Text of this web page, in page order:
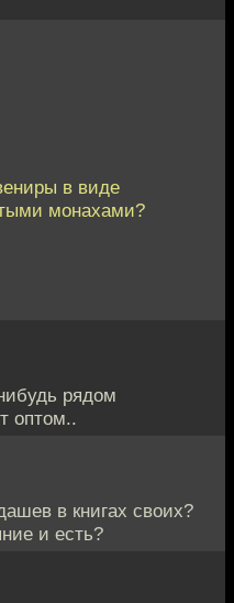
в виде
монахами?
рядом
оптом..
в книгах своих?
и есть?